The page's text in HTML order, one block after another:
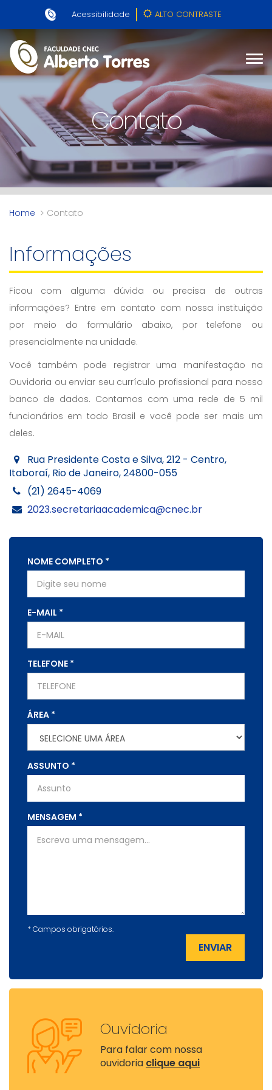
Acessibilidade ALTO CONTRASTE
Contato
Home Contato
Informações
Ficou com alguma dúvida ou precisa de outras
informações? Entre em contato com nossa instituição
por meio do formulário abaixo, por telefone ou
presencialmente na unidade.
Você também pode registrar uma manifestação na
Ouvidoria ou enviar seu currículo profissional para nosso
banco de dados. Contamos com uma rede de 5 mil
funcionários em todo Brasil e você pode ser mais um
deles.
Rua Presidente Costa e Silva, 212 - Centro,
Itaboraí, Rio de Janeiro, 24800-055
(21) 2645-4069
2023.secretariaacademica@cnec.br
NOME COMPLETO *
E-MAIL *
TELEFONE *
ÁREA *
ASSUNTO *
MENSAGEM *
*Campos obrigatórios.
ENVIAR
Ouvidoria
Para falar com nossa
ouvidoria clique aqui